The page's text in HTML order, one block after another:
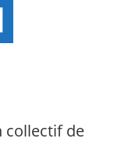
collectif de